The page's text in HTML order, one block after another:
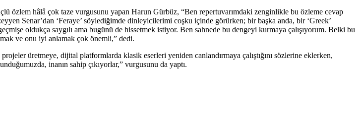
özlem hâlâ çok taze vurgusunu yapan Harun Gürbüz, “Ben repertuvarımdaki zenginlikle bu özleme cevap
Senar’dan ‘Feraye’ söylediğimde dinleyicilerimi coşku içinde görürken; bir başka anda, bir ‘Greek’
oldukça saygılı ama bugünü de hissetmek istiyor. Ben sahnede bu dengeyi kurmaya çalışıyorum. Belki bu
ve onu iyi anlamak çok önemli,” dedi.
üretmeye, dijital platformlarda klasik eserleri yeniden canlandırmaya çalıştığını sözlerine eklerken,
inanın sahip çıkıyorlar,” vurgusunu da yaptı.